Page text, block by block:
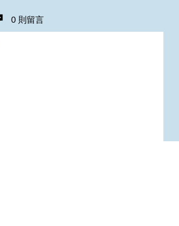
0 則留言